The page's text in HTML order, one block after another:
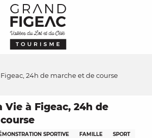
24h de marche et de course
Vie à Figeac, 24h de
SPORTIVE FAMILLE SPORT